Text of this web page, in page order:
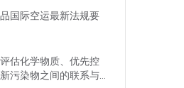
国际空运最新法规要
估化学物质、优先控
污染物之间的联系与